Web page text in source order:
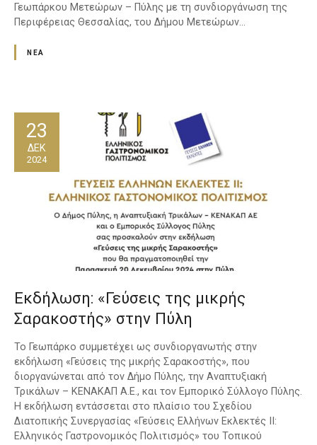
Γεωπάρκου Μετεώρων – Πύλης με τη συνδιοργάνωση της
Περιφέρειας Θεσσαλίας, του Δήμου Μετεώρων…
ΝΈΑ
23
ΔΕΚ
2024
Εκδήλωση: «Γεύσεις της μικρής
Σαρακοστής» στην Πύλη
Το Γεωπάρκο συμμετέχει ως συνδιοργανωτής στην
εκδήλωση «Γεύσεις της μικρής Σαρακοστής», που
διοργανώνεται από τον Δήμο Πύλης, την Αναπτυξιακή
Τρικάλων – ΚΕΝΑΚΑΠ Α.Ε., και τον Εμπορικό Σύλλογο Πύλης.
Η εκδήλωση εντάσσεται στο πλαίσιο του Σχεδίου
Διατοπικής Συνεργασίας «Γεύσεις Ελλήνων Εκλεκτές II:
Ελληνικός Γαστρονομικός Πολιτισμός» του Τοπικού